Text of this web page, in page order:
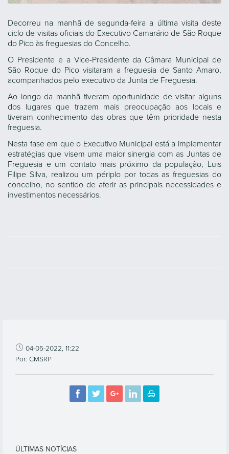
Decorreu na manhã de segunda-feira a última visita deste
ciclo de visitas oficiais do Executivo Camarário de São Roque
do Pico às freguesias do Concelho.
O Presidente e a Vice-Presidente da Câmara Municipal de
São Roque do Pico visitaram a freguesia de Santo Amaro,
acompanhados pelo executivo da Junta de Freguesia.
Ao longo da manhã tiveram oportunidade de visitar alguns
dos lugares que trazem mais preocupação aos locais e
tiveram conhecimento das obras que têm prioridade nesta
freguesia.
Nesta fase em que o Executivo Municipal está a implementar
estratégias que visem uma maior sinergia com as Juntas de
Freguesia e um contato mais próximo da população, Luis
Filipe Silva, realizou um périplo por todas as freguesias do
concelho, no sentido de aferir as principais necessidades e
investimentos necessários.
04-05-2022, 11:22
Por: CMSRP
ÚLTIMAS NOTÍCIAS